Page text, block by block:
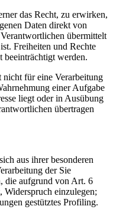
das Recht, zu erwirken,
Daten direkt von
übermittelt
Freiheiten und Rechte
beeinträchtigt werden.
für eine Verarbeitung
einer Aufgabe
liegt oder in Ausübung
übertragen
aus ihrer besonderen
der Sie
die aufgrund von Art. 6
einzulegen;
gestütztes Profiling.